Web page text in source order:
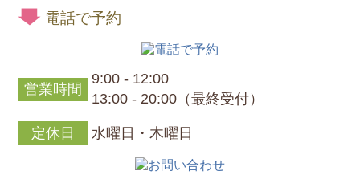
電話で予約
営業時間
9:00 - 12:00
13:00 - 20:00（最終受付）
定休日 水曜日・木曜日